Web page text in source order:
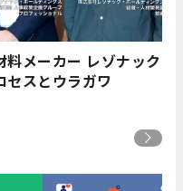
メーカー レゾナック
セスとウラガワ